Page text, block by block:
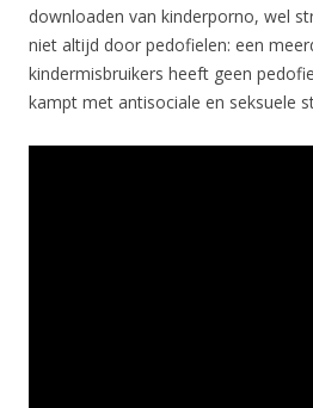
downloaden van kinderporno, wel
niet altijd door pedofielen: een
kindermisbruikers heeft geen
kampt met antisociale en seksuele